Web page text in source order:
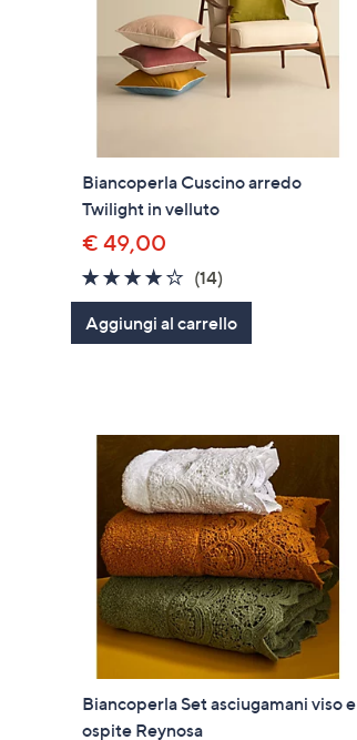
Biancoperla Cuscino arredo
Twilight in velluto
€ 49,00
4.2
of
5
(14)14
Recensioni
Aggiungi al carrello
Biancoperla Set asciugamani viso e
ospite Reynosa